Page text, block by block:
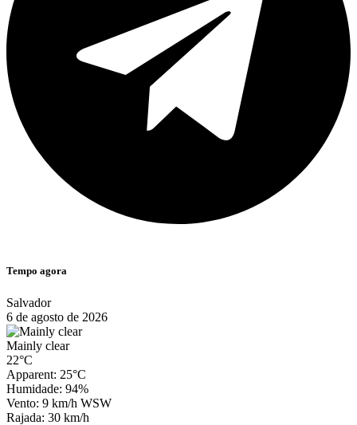
Tempo agora
Salvador
6 de agosto de 2026
Mainly clear
22°C
Apparent: 25°C
Humidade: 94%
Vento: 9 km/h WSW
Rajada: 30 km/h